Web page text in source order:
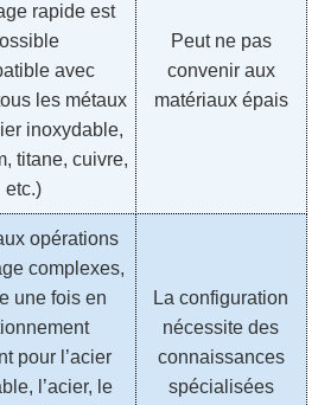
rapide est
avec
les métaux
inoxydable,
titane, cuivre,
etc.)
Peut ne pas
convenir aux
matériaux épais
opérations
complexes,
une fois en
pour l’acier
l’acier, le
La configuration
nécessite des
connaissances
spécialisées